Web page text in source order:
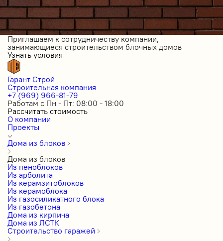
Приглашаем к сотрудничеству компании,
занимающиеся строительством блочных домов
Узнать условия
Гарант Строй
Строительная компания
+7 (969) 966-81-79
Работам с Пн - Пт: 08:00 - 18:00
Рассчитать стоимость
О компании
Проекты
Дома из блоков
Дома из блоков
Из пеноблоков
Из арболита
Из керамзитоблоков
Из керамоблока
Из газосиликатного блока
Из газобетона
Дома из кирпича
Дома из ЛСТК
Строительство гаражей